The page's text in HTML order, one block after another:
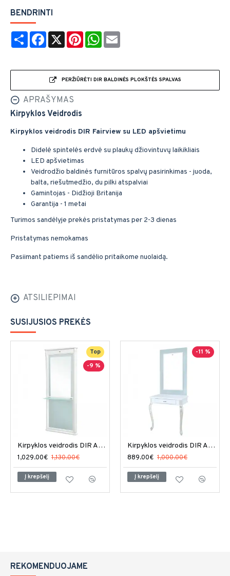
BENDRINTI
Share Facebook
X PinterestWhatsApp
PERŽIŪRĖTI DIR BALDINĖS PLOKŠTĖS SPALVAS
APRAŠYMAS
Kirpyklos Veidrodis
Kirpyklos veidrodis DIR Fairview su LED apšvietimu
Didelė spintelės erdvė su plaukų džiovintuvų laikikliais
LED apšvietimas
Veidrodžio baldinės furnitūros spalvų pasirinkimas - juoda,
balta, riešutmedžio, du pilki atspalviai
Gamintojas - Didžioji Britanija
Garantija - 1 metai
Turimos sandėlyje prekės pristatymas per 2-3 dienas
Pristatymas nemokamas
Pasiimant patiems iš sandėlio pritaikome nuolaidą.
ATSILIEPIMAI
SUSIJUSIOS PREKĖS
Top
-9 %
Kirpyklos veidrodis DIR Atlas su LED apšvietimu
1,029.00€ 1,130.00€
Į krepšelį
-11 %
Kirpyklos veidrodis DIR Amanda su LED apšvietimu
889.00€ 1,000.00€
Į krepšelį
REKOMENDUOJAME